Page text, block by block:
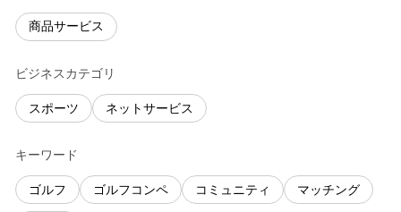
商品サービス
ビジネスカテゴリ
スポーツ ネットサービス
キーワード
ゴルフ ゴルフコンペ コミュニティ マッチング